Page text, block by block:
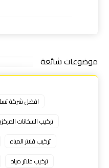
موضوعات شائعة
افضل شركة
تركيب السخانات
تركيب فلاتر المياه
تركيب فلاتر مياه